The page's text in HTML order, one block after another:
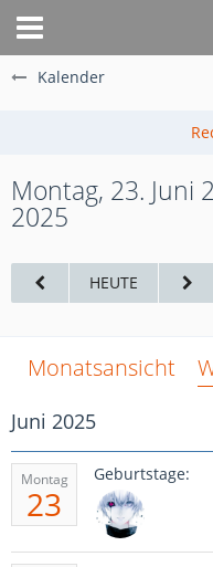
Kalender
Montag, 23. Juni
2025
HEUTE
Monatsansicht
Juni 2025
Montag
23
Geburtstage: